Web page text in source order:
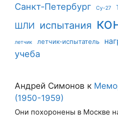
Санкт-Петербург Су-27
ШЛИ испытания
летчик летчик-испытатель
учеба
Андрей Симонов к
(1950-1959)
Они похоронены в Москве